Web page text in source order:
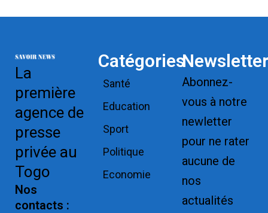
La
première
agence de
presse
privée au
Togo
Nos
contacts :
Catégories
Santé
Education
Sport
Politique
Economie
Newsletter
Abonnez-
vous à notre
newletter
pour ne rater
aucune de
nos
actualités